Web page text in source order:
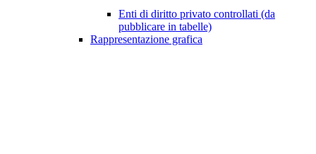
Enti di diritto privato controllati (da
pubblicare in tabelle)
Rappresentazione grafica